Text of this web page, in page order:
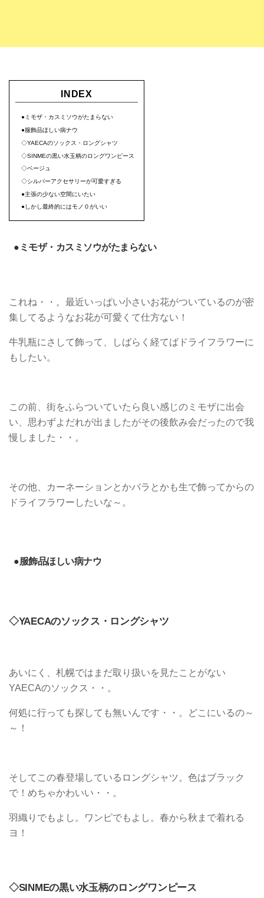
INDEX
●ミモザ・カスミソウがたまらない
●服飾品ほしい病ナウ
◇YAECAのソックス・ロングシャツ
◇SINMEの黒い水玉柄のロングワンピース
◇ベージュ
◇シルバーアクセサリーが可愛すぎる
●主張の少ない空間にいたい
●しかし最終的にはモノ０がいい
●ミモザ・カスミソウがたまらない
これね・・。最近いっぱい小さいお花がついているのが密
集してるようなお花が可愛くて仕方ない！
牛乳瓶にさして飾って、しばらく経てばドライフラワーに
もしたい。
この前、街をふらついていたら良い感じのミモザに出会
い、思わずよだれが出ましたがその後飲み会だったので我
慢しました・・。
その他、カーネーションとかバラとかも生で飾ってからの
ドライフラワーしたいな～。
●服飾品ほしい病ナウ
◇YAECAのソックス・ロングシャツ
あいにく、札幌ではまだ取り扱いを見たことがない
YAECAのソックス・・。
何処に行っても探しても無いんです・・。どこにいるの～
～！
そしてこの春登場しているロングシャツ。色はブラック
で！めちゃかわいい・・。
羽織りでもよし。ワンピでもよし。春から秋まで着れる
ヨ！
◇SINMEの黒い水玉柄のロングワンピース